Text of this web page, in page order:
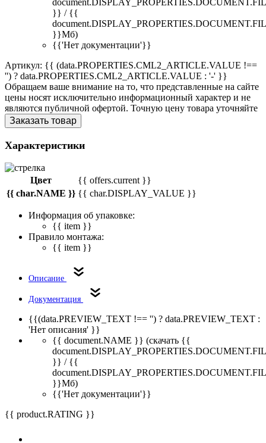
}} / {{
}}Мб)
{{'Нет документации'}}
Артикул: {{ (data.PROPERTIES.CML2_ARTICLE.VALUE !==
'') ? data.PROPERTIES.CML2_ARTICLE.VALUE : '-' }}
Обращаем ваше внимание на то, что представленные на сайте
цены носят исключительно информационный характер и не
являются публичной офертой. Точную цену товара уточняйте
Заказать товар
Характеристики
Цвет
{{ offers.current }}
{{ char.NAME }} {{ char.DISPLAY_VALUE }}
Информация об упаковке:
{{ item }}
Правило монтажа:
{{ item }}
Описание
Документация
{{(data.PREVIEW_TEXT !== '') ? data.PREVIEW_TEXT :
'Нет описания' }}
{{ document.NAME }} (скачать {{
}} / {{
}}Мб)
{{'Нет документации'}}
{{ product.RATING }}